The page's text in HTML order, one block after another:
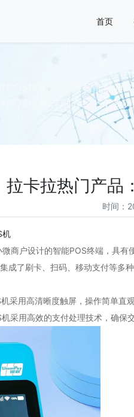
首页
机拉卡拉微智能触屏
机的详细介绍：1.多
拉卡拉热门产品
时间：
机
户设计的智能POS终端，具有
了刷卡、扫码、移动支付等多
用高清晰度触屏，操作简单直
用高效的支付处理技术，确保